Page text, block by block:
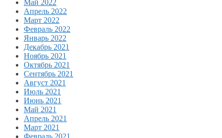
Май 2022
Апрель 2022
Март 2022
Февраль 2022
Январь 2022
Декабрь 2021
Ноябрь 2021
Октябрь 2021
Сентябрь 2021
Август 2021
Июль 2021
Июнь 2021
Май 2021
Апрель 2021
Март 2021
Февраль 2021